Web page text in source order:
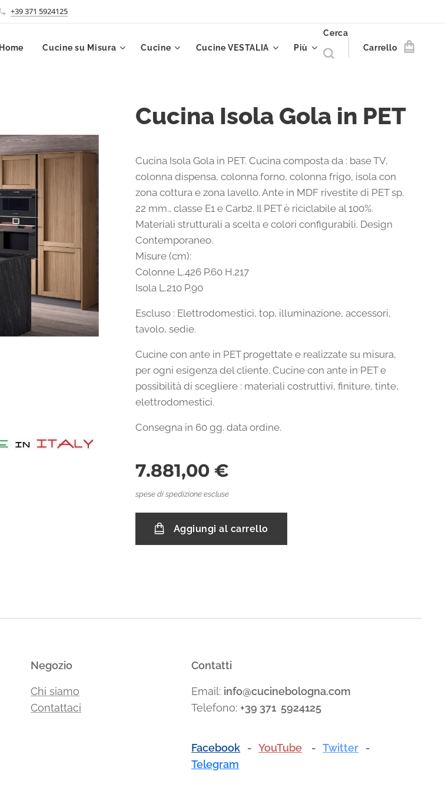
+39 371 5924125
Home Cucine su Misura Cucine Cucine VESTALIA Più
Cerca
Carrello
Cucina Isola Gola in PET
Cucina Isola Gola in PET. Cucina composta da : base TV,
colonna dispensa, colonna forno, colonna frigo, isola con
zona cottura e zona lavello. Ante in MDF rivestite di PET sp.
22 mm., classe E1 e Carb2. Il PET è riciclabile al 100%.
Materiali strutturali a scelta e colori configurabili. Design
Contemporaneo.
Misure (cm):
Colonne L.426 P.60 H.217
Isola L.210 P.90
Escluso : Elettrodomestici, top, illuminazione, accessori,
tavolo, sedie.
Cucine con ante in PET progettate e realizzate su misura,
per ogni esigenza del cliente. Cucine con ante in PET e
possibilità di scegliere : materiali costruttivi, finiture, tinte,
elettrodomestici.
Consegna in 60 gg. data ordine.
7.881,00 €
spese di spedizione escluse
Aggiungi al carrello
Negozio
Chi siamo
Contattaci
Contatti
Email: info@cucinebologna.com
Telefono: +39 371 5924125
Facebook -YouTube -Twitter
-
Telegram